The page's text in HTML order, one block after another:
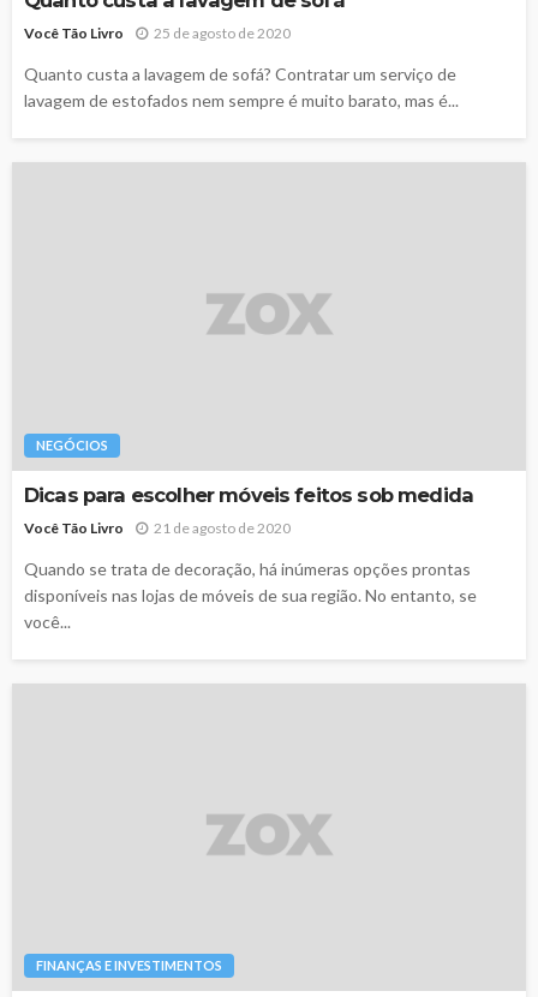
Você Tão Livro 25 de agosto de 2020
Quanto custa a lavagem de sofá? Contratar um serviço de
lavagem de estofados nem sempre é muito barato, mas é...
NEGÓCIOS
Dicas para escolher móveis feitos sob medida
Você Tão Livro 21 de agosto de 2020
Quando se trata de decoração, há inúmeras opções prontas
disponíveis nas lojas de móveis de sua região. No entanto, se
você...
FINANÇAS E INVESTIMENTOS